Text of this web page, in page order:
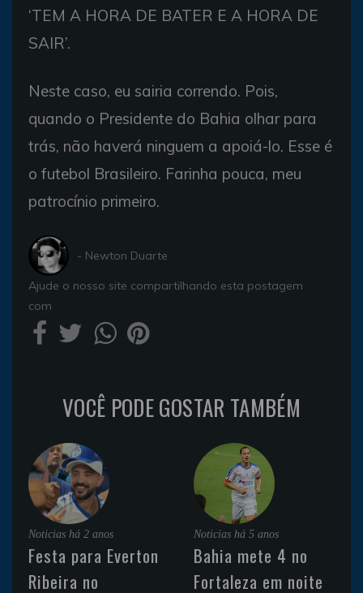
‘TEM A HORA DE BATER E A HORA DE
SAIR’.
Neste caso, eu sairia correndo. Pois,
quando o Presidente do Bahia olhar para
trás, não haverá ninguem a apoiá-lo. Esse é
o futebol Brasileiro. Farinha pouca, meu
patrocínio primeiro.
- Newton Duarte
Ajude o nosso site compartilhando esta postagem
com
VOCÊ PODE GOSTAR TAMBÉM
Noticias há 2 anos
Festa para Everton
Ribeira no
Noticias há 5 anos
Bahia mete 4 no
Fortaleza em noite